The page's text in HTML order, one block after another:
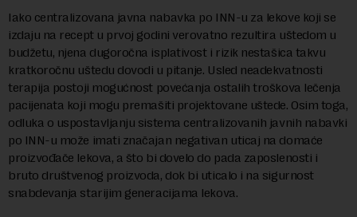
Iako centralizovana javna nabavka po INN-u za lekove koji se
izdaju na recept u prvoj godini verovatno rezultira uštedom u
budžetu, njena dugoročna isplativost i rizik nestašica takvu
kratkoročnu uštedu dovodi u pitanje. Usled neadekvatnosti
terapija postoji mogućnost povećanja ostalih troškova lečenja
pacijenata koji mogu premašiti projektovane uštede. Osim toga,
odluka o uspostavljanju sistema centralizovanih javnih nabavki
po INN-u može imati značajan negativan uticaj na domaće
proizvođače lekova, a što bi dovelo do pada zaposlenosti i
bruto društvenog proizvoda, dok bi uticalo i na sigurnost
snabdevanja starijim generacijama lekova.